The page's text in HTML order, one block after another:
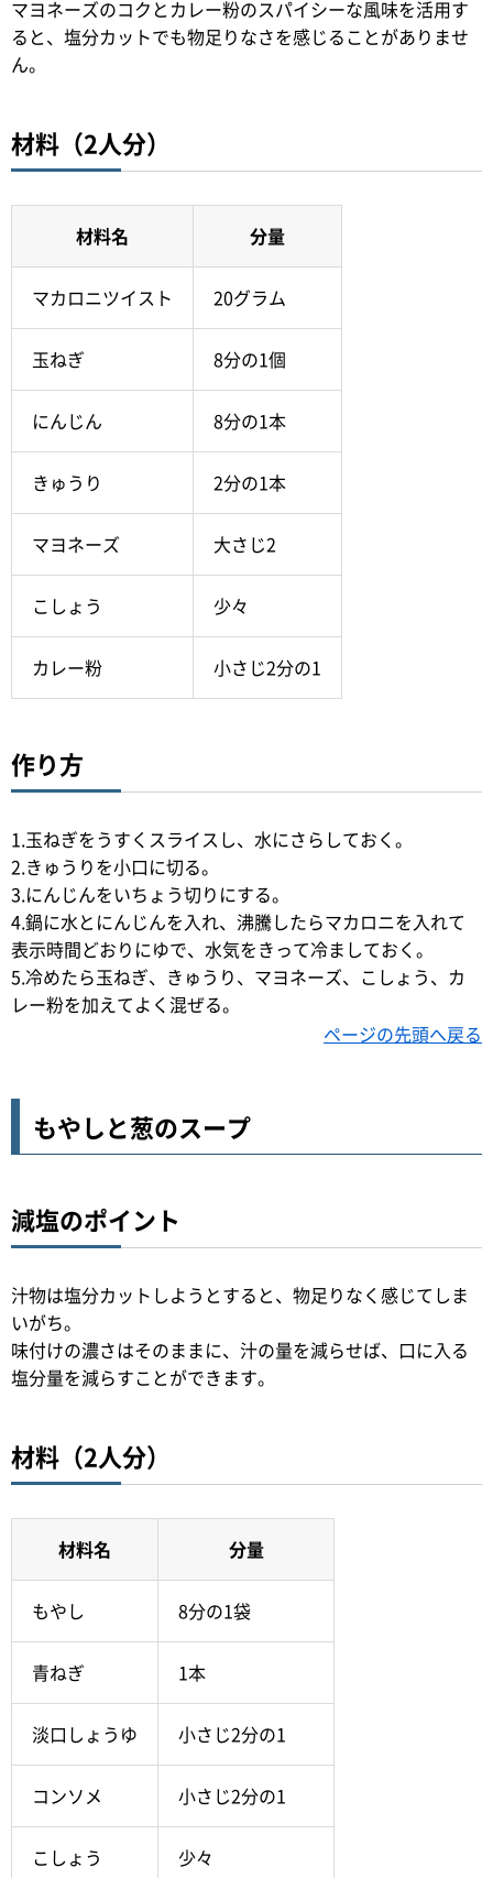
マヨネーズのコクとカレー粉のスパイシーな風味を活用す
ると、塩分カットでも物足りなさを感じることがありませ
ん。
材料（2人分）
材料名 分量
マカロニツイスト 20グラム
玉ねぎ 8分の1個
にんじん 8分の1本
きゅうり 2分の1本
マヨネーズ 大さじ2
こしょう 少々
カレー粉 小さじ2分の1
作り方
1.玉ねぎをうすくスライスし、水にさらしておく。
2.きゅうりを小口に切る。
3.にんじんをいちょう切りにする。
4.鍋に水とにんじんを入れ、沸騰したらマカロニを入れて
表示時間どおりにゆで、水気をきって冷ましておく。
5.冷めたら玉ねぎ、きゅうり、マヨネーズ、こしょう、カ
レー粉を加えてよく混ぜる。
ページの先頭へ戻る
もやしと葱のスープ
減塩のポイント
汁物は塩分カットしようとすると、物足りなく感じてしま
いがち。
味付けの濃さはそのままに、汁の量を減らせば、口に入る
塩分量を減らすことができます。
材料（2人分）
材料名 分量
もやし 8分の1袋
青ねぎ 1本
淡口しょうゆ 小さじ2分の1
コンソメ 小さじ2分の1
こしょう 少々